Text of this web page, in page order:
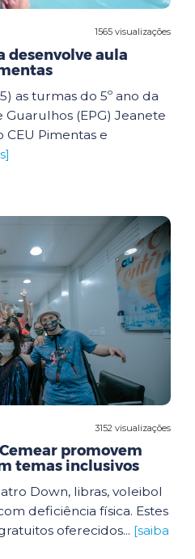
1565 visualizações
desenvolve aula
as turmas do 5º ano da
(EPG) Jeanete
CEU Pimentas e
3152 visualizações
promovem
temas inclusivos
Down, libras, voleibol
deficiência física. Estes
oferecidos... [saiba